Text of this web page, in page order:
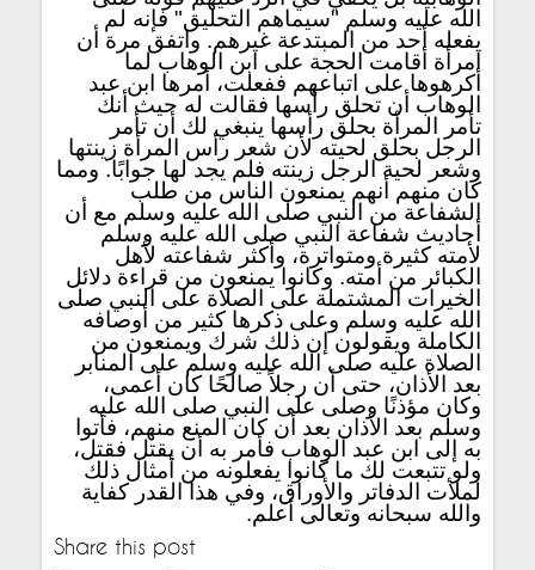
الله عليه وسلم "سيماهم التحليق" فإنه لم
يفعله أحد من المبتدعة غيرهم. واتفق مرة أن
امرأة أقامت الحجة على ابن الوهاب لما
أكرهوها على اتباعهم ففعلت، أمرها ابن عبد
الوهاب أن تحلق رأسها فقالت له حيث أنك
تأمر المرأة بحلق رأسها ينبغي لك أن تأمر
الرجل بحلق لحيته لأن شعر رأس المرأة زينتها
وشعر لحية الرجل زينته فلم يجد لها جوابًا. ومما
كان منهم أنهم يمنعون الناس من طلب
الشفاعة من النبي صلى الله عليه وسلم مع أن
أحاديث شفاعة النبي صلى الله عليه وسلم
لأمته كثيرة ومتواترة، وأكثر شفاعته لأهل
الكبائر من أمته. وكانوا يمنعون من قراءة دلائل
الخيرات المشتملة على الصلاة على النبي صلى
الله عليه وسلم وعلى ذكرها كثير من أوصافه
الكاملة ويقولون إن ذلك شرك ويمنعون من
الصلاة عليه صلى الله عليه وسلم على المنابر
بعد الأذان، حتى أن رجلاً صالحًا كان أعمى،
وكان مؤذنًا وصلى على النبي صلى الله عليه
وسلم بعد الأذان بعد أن كان المنع منهم، فأتوا
به إلى ابن عبد الوهاب فأمر به أن يقتل فقتل،
ولو تتبعت لك ما كانوا يفعلونه من أمثال ذلك
لملأت الدفاتر والأوراق، وفي هذا القدر كفاية
والله سبحانه وتعالى أعلم.
Share this post